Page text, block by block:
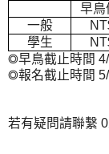
早鳥
一般
學生
◎早鳥截止時間
◎報名截止時間
若有疑問請聯繫